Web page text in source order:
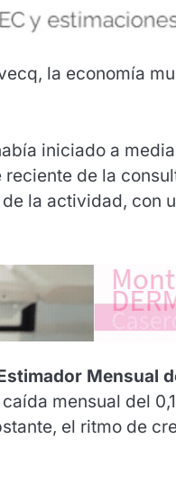
la economía
iniciado a
de la
la actividad, con
Mensual
mensual del
el ritmo de